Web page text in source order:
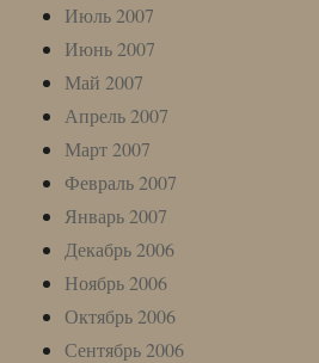
Июль 2007
Июнь 2007
Май 2007
Апрель 2007
Март 2007
Февраль 2007
Январь 2007
Декабрь 2006
Ноябрь 2006
Октябрь 2006
Сентябрь 2006